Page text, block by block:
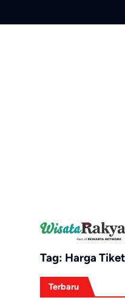
Tag: Harga
Terbaru